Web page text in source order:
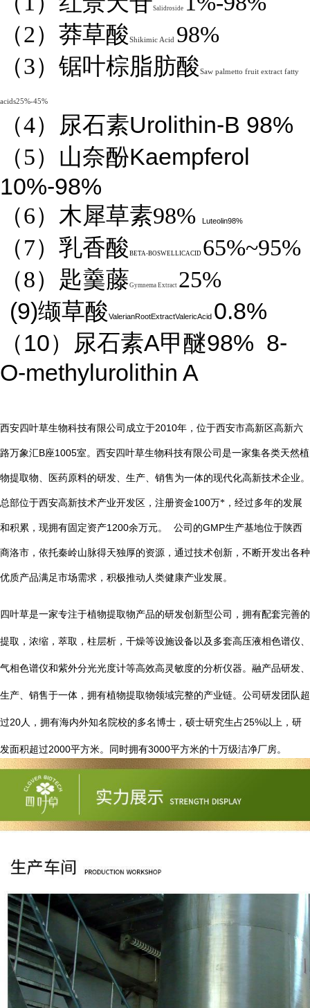
Salidroside
（2）莽草酸Shikimic Acid 98%
（3）锯叶棕脂肪酸Saw palmetto fruit extract fatty
acids25%-45%
（4） 尿石素Urolithin-B 98%
（5）山奈酚Kaempferol
10%-98%
（6）木犀草素98% Luteolin98%
（7）乳香酸 BETA-BOSWELLICACID 65%~95%
（8）匙羹藤Gymnema Extract 25%
(9)缬草酸ValerianRootExtractValericAcid 0.8%
（10）尿石素A甲醚98% 8-
O-methylurolithin A
西安四叶草生物科技有限公司 成立于2010年，位于西安市高新区高新六
路万象汇B座1005室。西安四叶草生物科技有限公司是一家集各类天然植
物提取物、医药原料的研发、生产、销售为一体的现代化高新技术企业。
总部位于西安高新技术产业开发区，注册资金100万*，经过多年的发展
和积累，现拥有固定资产1200余万元。 公司的GMP生产基地位于陕西
商洛市，依托秦岭山脉得天独厚的资源，通过技术创新，不断开发出各种
优质产品满足市场需求，积极推动人类健康产业发展。
四叶草是一家专注于植物提取物产品的研发创新型公司，拥有配套完善的
提取，浓缩，萃取，柱层析，干燥等设施设备以及多套高压液相色谱仪、
气相色谱仪和紫外分光光度计等高效高灵敏度的分析仪器。融产品研发、
生产、销售于一体，拥有植物提取物领域完整的产业链。公司研发团队超
过20人，拥有海内外知名院校的多名博士，硕士研究生占25%以上，研
发面积超过2000平方米。同时拥有3000平方米的十万级洁净厂房。